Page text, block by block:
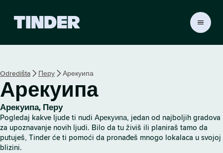
r
p
o
e
t
n
Odredišta Перу Арекуипа
Арекуипа
Арекуипа, Перу
Pogledaj kakve ljude ti nudi Арекуипа, jedan od najboljih gradova
za upoznavanje novih ljudi. Bilo da tu živiš ili planiraš tamo da
putuješ, Tinder će ti pomoći da pronađeš mnogo lokalaca u svojoj
blizini.